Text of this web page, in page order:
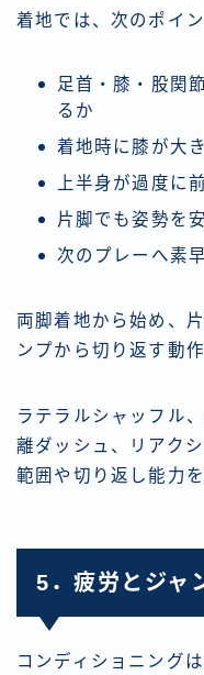
着地では、次のポイ
足首・膝・股関
るか
着地時に膝が大
上半身が過度に
片脚でも姿勢を
次のプレーへ素
両脚着地から始め、
ンプから切り返す動
ラテラルシャッフル
離ダッシュ、リアク
範囲や切り返し能力
5．疲労とジャ
コンディショニング